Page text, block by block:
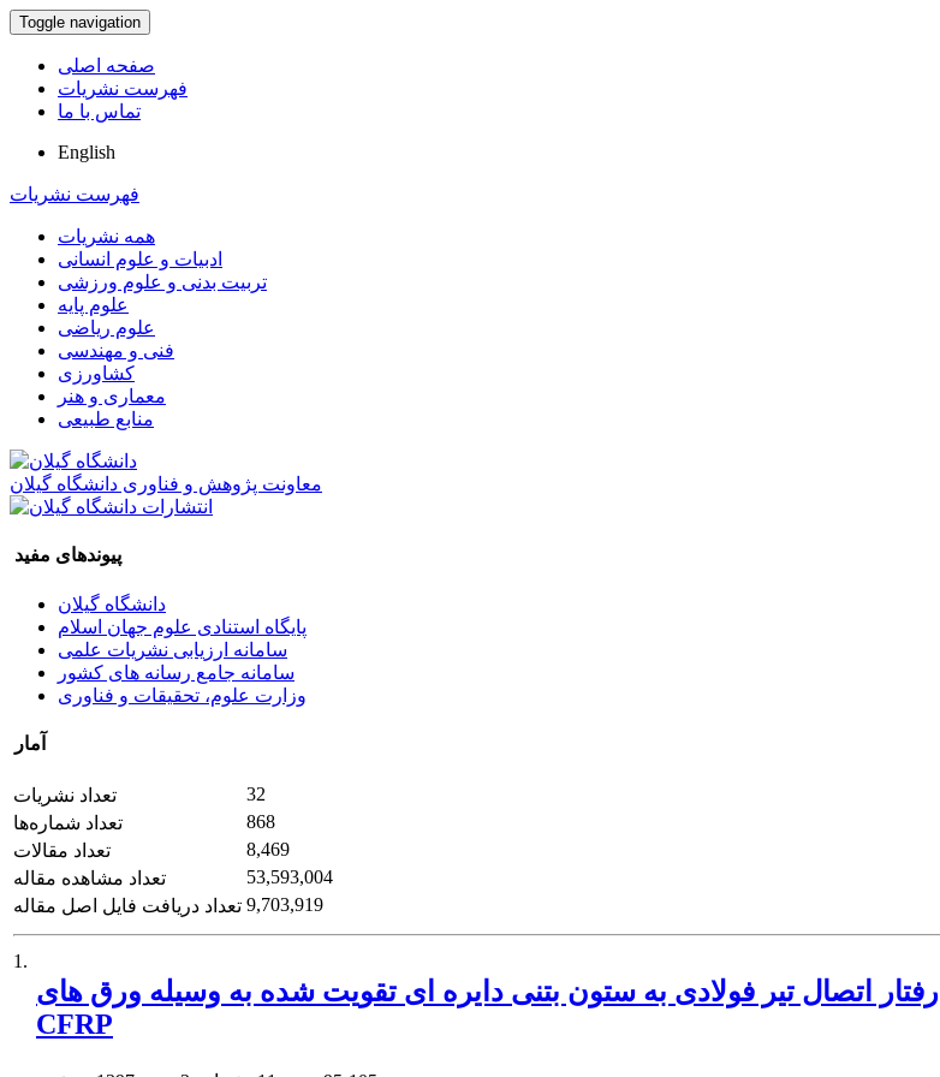
Toggle navigation
صفحه اصلی
فهرست نشریات
تماس با ما
English
فهرست نشریات
همه نشریات
ادبیات و علوم انسانی
تربیت بدنی و علوم ورزشی
علوم پایه
علوم ریاضی
فنی و مهندسی
کشاورزی
معماری و هنر
منابع طبیعی
معاونت پژوهش و فناوری دانشگاه گیلان
پیوندهای مفید
دانشگاه گیلان
پایگاه استنادی علوم جهان اسلام
سامانه ارزیابی نشریات علمی
سامانه جامع رسانه های کشور
وزارت علوم، تحقیقات و فناوری
آمار
تعداد نشریات
32
تعداد شماره‌ها
868
تعداد مقالات
8,469
تعداد مشاهده مقاله
53,593,004
تعداد دریافت فایل اصل مقاله 9,703,919
1.
رفتار اتصال تیر فولادی به ستون بتنی دایره ای تقویت شده به وسیله ورق های
CFRP